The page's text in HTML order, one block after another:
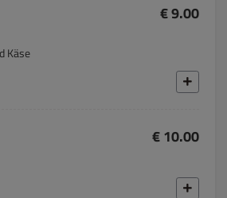
€ 9.00
Käse
€ 10.00